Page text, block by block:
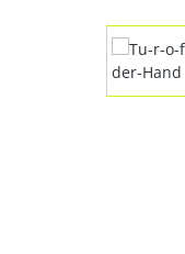
Bildergalerie